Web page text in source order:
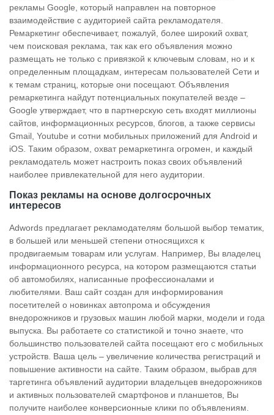
рекламы Google, который направлен на повторное
взаимодействие с аудиторией сайта рекламодателя.
Ремаркетинг обеспечивает, пожалуй, более широкий охват,
чем поисковая реклама, так как его объявления можно
размещать не только с привязкой к ключевым словам, но и к
определенным площадкам, интересам пользователей Сети и
к темам страниц, которые они посещают. Объявления
ремаркетинга найдут потенциальных покупателей везде –
Google утверждает, что в партнерскую сеть входят миллионы
сайтов, информационных ресурсов, блогов, а также сервисы
Gmail, Youtube и сотни мобильных приложений для Android и
iOS. Таким образом, охват ремаркетинга огромен, и каждый
рекламодатель может настроить показ своих объявлений
наиболее привлекательной для него аудитории.
Показ рекламы на основе долгосрочных
интересов
Adwords предлагает рекламодателям большой выбор тематик,
в большей или меньшей степени относящихся к
продвигаемым товарам или услугам. Например, Вы владелец
информационного ресурса, на котором размещаются статьи
об автомобилях, написанные профессионалами и
любителями. Ваш сайт создан для информирования
посетителей о новинках автопрома и обсуждения
внедорожников и грузовых машин любой марки, модели и года
выпуска. Вы работаете со статистикой и точно знаете, что
большинство пользователей сайта посещают его с мобильных
устройств. Ваша цель – увеличение количества регистраций и
повышение активности на сайте. Таким образом, выбрав для
таргетинга объявлений аудитории владельцев внедорожников
и активных пользователей смартфонов и планшетов, Вы
получите наиболее конверсионные клики по объявлениям.